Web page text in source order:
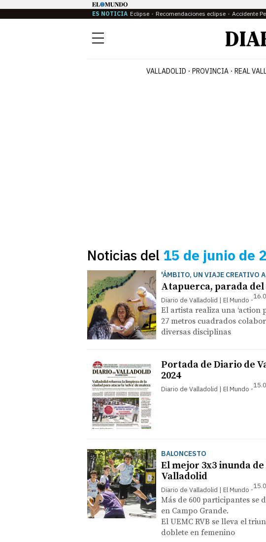
ES NOTICIA Eclipse Recomendaciones eclipse Accidente
Menú
VALLADOLID PROVINCIA REAL
Noticias del 15 de junio de
'ÁMBITO, UN VIAJE CREATIVO
Atapuerca, parada
Diario de Valladolid | El Mundo
El artista realiza una ‘action
27 metros cuadrados
diversas disciplinas
Portada de Diario de
2024
Diario de Valladolid | El Mundo
BALONCESTO
El mejor 3x3 inunda
Valladolid
Diario de Valladolid | El Mundo
Más de 600 participantes se
en Campo Grande.
​El UEMC RVB se lleva el
doblete en femenino